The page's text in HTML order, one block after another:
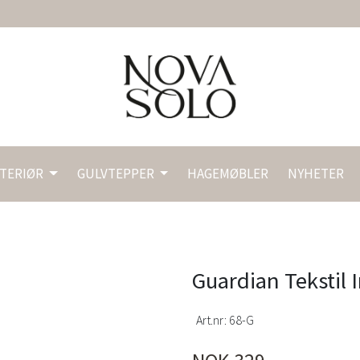
GULVTEPPER HAGEMØBLER NYHETER
Guardian Tekstil
Art.nr: 68-G